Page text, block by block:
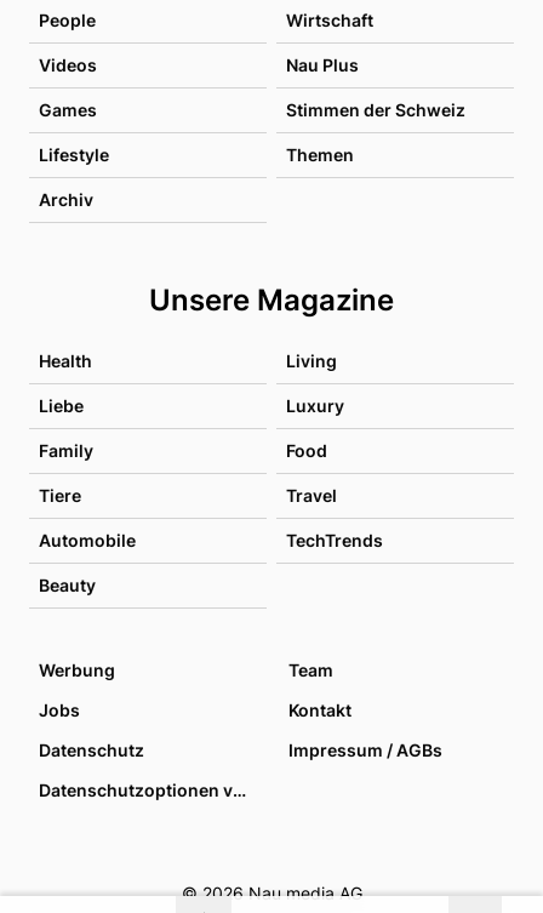
People Wirtschaft
Videos Nau Plus
Games Stimmen der Schweiz
Lifestyle Themen
Archiv
Unsere Magazine
Health Living
Liebe Luxury
Family Food
Tiere Travel
Automobile TechTrends
Beauty
Werbung
Team
Jobs
Kontakt
Datenschutz
Impressum / AGBs
Datenschutzoptionen verwalten
© 2026 Nau media AG